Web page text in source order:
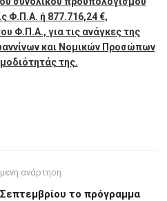
Φ.Π.Α. ή 877.716,24 €,
Φ.Π.Α., για τις ανάγκες της
και Νομικών Προσώπων
της.
ανάρτηση
το πρόγραμμα